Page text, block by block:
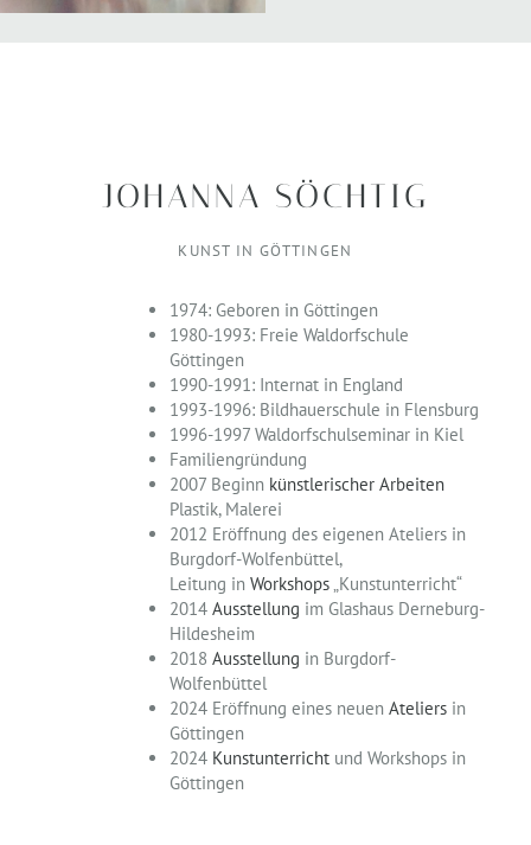
JOHANNA SÖCHTIG
KUNST IN GÖTTINGEN
1974: Geboren in Göttingen
1980-1993: Freie Waldorfschule
Göttingen
1990-1991: Internat in England
1993-1996: Bildhauerschule in Flensburg
1996-1997 Waldorfschulseminar in Kiel
Familiengründung
2007 Beginn künstlerischer Arbeiten
Plastik, Malerei
2012 Eröffnung des eigenen Ateliers in
Burgdorf-Wolfenbüttel,
Leitung inWorkshops „Kunstunterricht“
2014Ausstellung im Glashaus Derneburg-
Hildesheim
2018Ausstellung in Burgdorf-
Wolfenbüttel
2024 Eröffnung eines neuenAteliers in
Göttingen
2024 Kunstunterricht und Workshops in
Göttingen